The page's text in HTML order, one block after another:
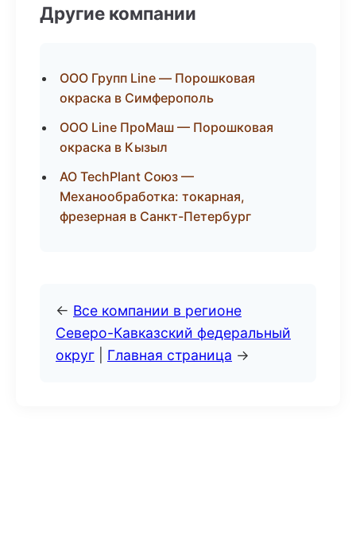
Другие компании
ООО Групп Line — Порошковая
окраска в Симферополь
ООО Line ПроМаш — Порошковая
окраска в Кызыл
АО TechPlant Союз —
Механообработка: токарная,
фрезерная в Санкт-Петербург
← Все компании в регионе
Северо-Кавказский федеральный
округ
Главная страница →